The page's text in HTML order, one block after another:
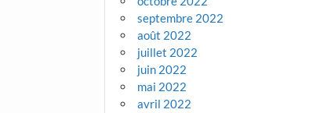
septembre 2022
août 2022
juillet 2022
juin 2022
mai 2022
avril 2022